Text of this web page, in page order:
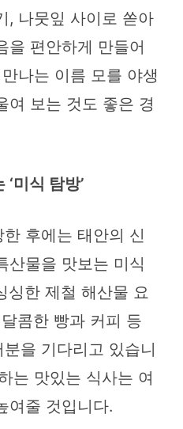
, 나뭇잎 사이로 쏟아
을 편안하게 만들어
나는 이름 모를 야생
여 보는 것도 좋은 경
미식 탐방’
후에는 태안의 신
산물을 맛보는 미식
싱한 제철 해산물 요
콤한 빵과 커피 등
을 기다리고 있습니
는 맛있는 식사는 여
여줄 것입니다.